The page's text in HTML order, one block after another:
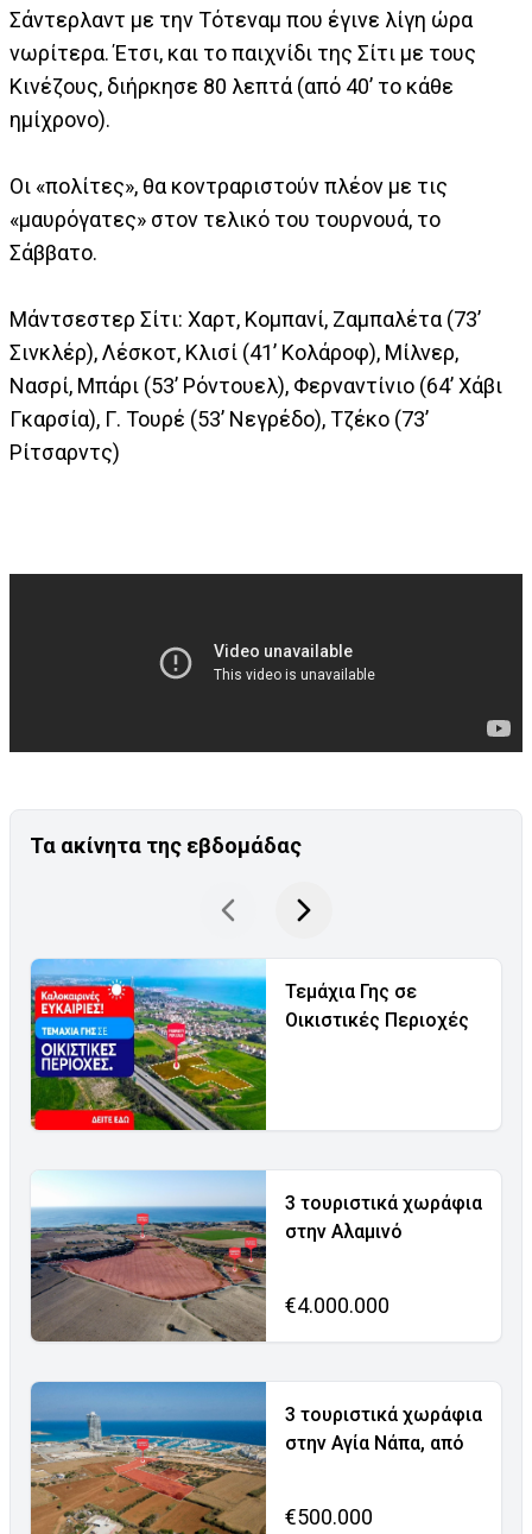
Σάντερλαντ με την Τότεναμ που έγινε λίγη ώρα
νωρίτερα. Έτσι, και το παιχνίδι της Σίτι με τους
Κινέζους, διήρκησε 80 λεπτά (από 40’ το κάθε
ημίχρονο).
Οι «πολίτες», θα κοντραριστούν πλέον με τις
«μαυρόγατες» στον τελικό του τουρνουά, το
Σάββατο.
Μάντσεστερ Σίτι: Χαρτ, Κομπανί, Ζαμπαλέτα (73’
Σινκλέρ), Λέσκοτ, Κλισί (41’ Κολάροφ), Μίλνερ,
Νασρί, Μπάρι (53’ Ρόντουελ), Φερναντίνιο (64’ Χάβι
Γκαρσία), Γ. Τουρέ (53’ Νεγρέδο), Τζέκο (73’
Ρίτσαρντς)
Τα ακίνητα της εβδομάδας
Τεμάχια Γης σε
Οικιστικές Περιοχές
3 τουριστικά χωράφια
στην Αλαμινό
€4.000.000
3 τουριστικά χωράφια
στην Αγία Νάπα, από
€500.000